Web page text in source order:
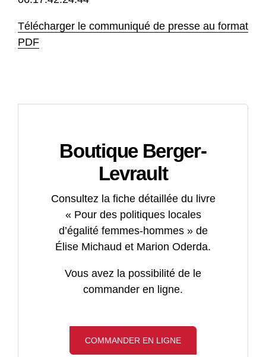
Télécharger le communiqué de presse au format
PDF
Boutique Berger-
Levrault
Consultez la fiche détaillée du livre
« Pour des politiques locales
d’égalité femmes-hommes » de
Élise Michaud et Marion Oderda.
Vous avez la possibilité de le
commander en ligne.
COMMANDER EN LIGNE